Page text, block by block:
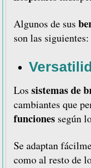
Algunos de sus
son las siguientes:
Los sistemas de
cambiantes que
funciones según
Se adaptan
como al resto de